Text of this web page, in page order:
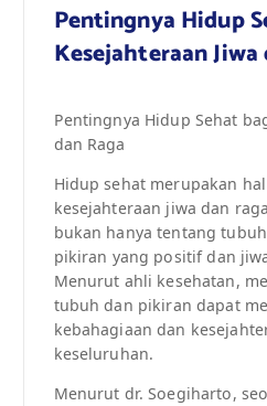
Pentingnya Hidup
Kesejahteraan Jiwa
Pentingnya Hidup Sehat
dan Raga
Hidup sehat merupakan
kesejahteraan jiwa dan
bukan hanya tentang
pikiran yang positif dan
Menurut ahli kesehatan,
tubuh dan pikiran dapat
kebahagiaan dan
keseluruhan.
Menurut dr. Soegiharto,